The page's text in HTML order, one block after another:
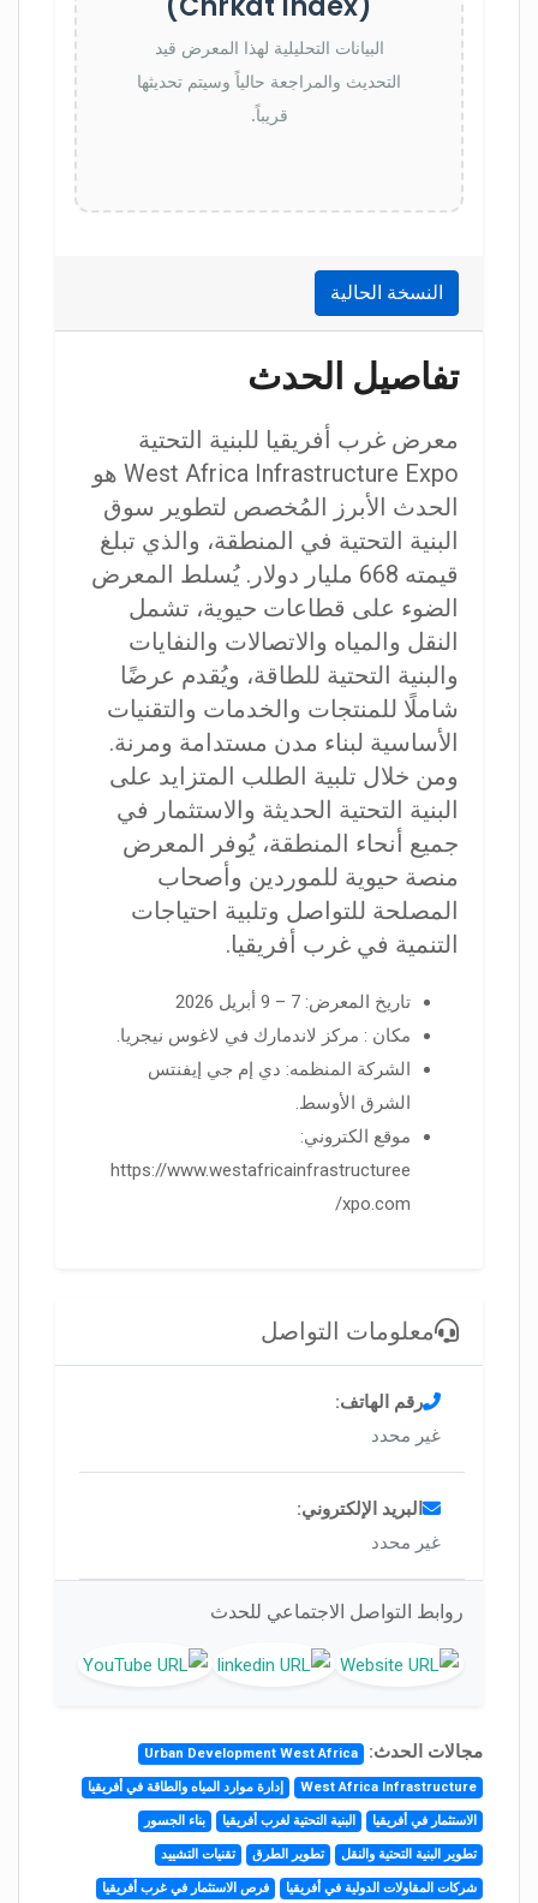
البيانات التحليلية لهذا المعرض قيد
التحديث والمراجعة حالياً وسيتم تحديثها
قريباً.
النسخة الحالية
تفاصيل الحدث
معرض غرب أفريقيا للبنية التحتية
West Africa Infrastructure Expo هو
الحدث الأبرز المُخصص لتطوير سوق
البنية التحتية في المنطقة، والذي تبلغ
قيمته 668 مليار دولار. يُسلط المعرض
الضوء على قطاعات حيوية، تشمل
النقل والمياه والاتصالات والنفايات
والبنية التحتية للطاقة، ويُقدم عرضًا
شاملًا للمنتجات والخدمات والتقنيات
الأساسية لبناء مدن مستدامة ومرنة.
ومن خلال تلبية الطلب المتزايد على
البنية التحتية الحديثة والاستثمار في
جميع أنحاء المنطقة، يُوفر المعرض
منصة حيوية للموردين وأصحاب
المصلحة للتواصل وتلبية احتياجات
التنمية في غرب أفريقيا.
تاريخ المعرض: 7 – 9 أبريل 2026
مكان : مركز لاندمارك في لاغوس نيجريا.
الشركة المنظمه: دي إم جي إيفنتس
الشرق الأوسط.
موقع الكتروني:
https://www.westafricainfrastructuree
xpo.com/
معلومات التواصل
رقم الهاتف:
غير محدد
البريد الإلكتروني:
غير محدد
روابط التواصل الاجتماعي للحدث
مجالات الحدث: Urban Development West Africa
West Africa Infrastructure إدارة موارد المياه والطاقة في أفريقيا
الاستثمار في أفريقيا البنية التحتية لغرب أفريقيا بناء الجسور
تطوير البنية التحتية والنقل تطوير الطرق تقنيات التشييد
شركات المقاولات الدولية في أفريقيا فرص الاستثمار في غرب أفريقيا